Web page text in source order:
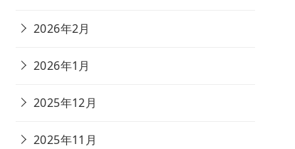
2026年2月
2026年1月
2025年12月
2025年11月